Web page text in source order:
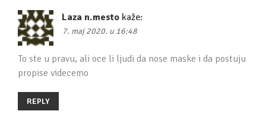
Laza n.mesto kaže:
7. maj 2020. u 16:48
To ste u pravu, ali oce li ljudi da nose maske i da postuju
propise videcemo
REPLY